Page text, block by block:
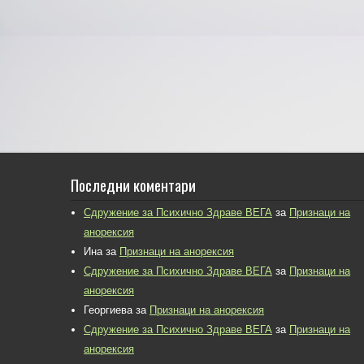
Последни коментари
Сдружение за Психично Здраве ВЕГА за Признаци на
анорексия
Ина за Признаци на анорексия
Сдружение за Психично Здраве ВЕГА за Признаци на
анорексия
Георгиева за Признаци на анорексия
Сдружение за Психично Здраве ВЕГА за Признаци на
анорексия